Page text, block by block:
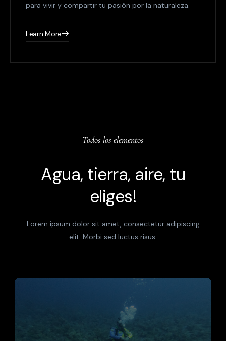
para vivir y compartir tu pasión por la naturaleza.
Learn More
Todos los elementos
Agua, tierra, aire, tu
eliges!
Lorem ipsum dolor sit amet, consectetur adipiscing
elit. Morbi sed luctus risus.